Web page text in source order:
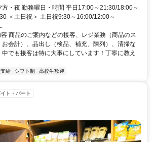
・夜 勤務曜日・時間 平日17:00～21:30/18:00～
＜土日祝＞ 土日祝9:30～16:00/12:00～
商品のご案内などの接客、レジ業務（商品のス
お会計）、品出し（検品、補充、陳列）、清掃な
中でも接客は特に大事にしています！丁寧に教え
給 シフト制 高校生歓迎
ト・パート